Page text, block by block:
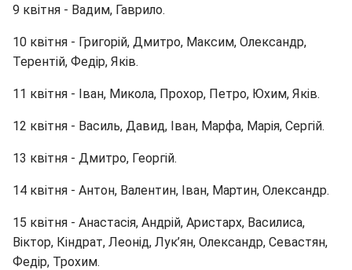
9 квітня - Вадим, Гаврило.
10 квітня - Григорій, Дмитро, Максим, Олександр,
Терентій, Федір, Яків.
11 квітня - Іван, Микола, Прохор, Петро, Юхим, Яків.
12 квітня - Василь, Давид, Іван, Марфа, Марія, Сергій.
13 квітня - Дмитро, Георгій.
14 квітня - Антон, Валентин, Іван, Мартин, Олександр.
15 квітня - Анастасія, Андрій, Аристарх, Василиса,
Віктор, Кіндрат, Леонід, Лук’ян, Олександр, Севастян,
Федір, Трохим.